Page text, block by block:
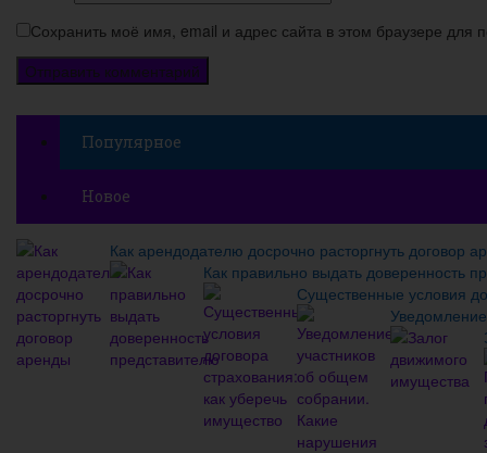
Сохранить моё имя, email и адрес сайта в этом браузере
Популярное
Новое
Как арендодателю досрочно расторгнуть договор
Как правильно выдать доверенность
Существенные условия